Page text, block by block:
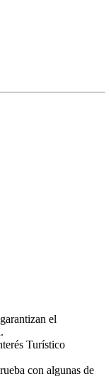
el
Turístico
con algunas de